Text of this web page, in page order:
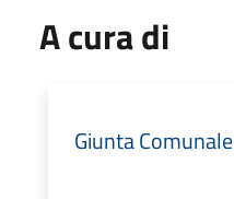
A cura di
Giunta Comunale